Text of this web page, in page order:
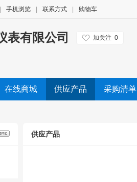
手机浏览 联系方式 购物车
表有限公司 加关注 0
在线商城 供应产品 采购清单
供应产品